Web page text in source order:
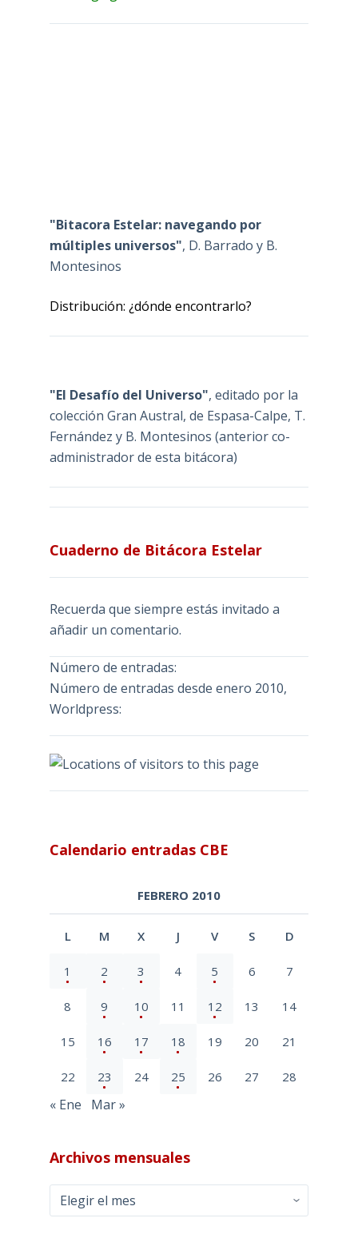
"Bitacora Estelar: navegando por
múltiples universos", D. Barrado y B.
Montesinos
Distribución: ¿dónde encontrarlo?
"El Desafío del Universo", editado por la
colección Gran Austral, de Espasa-Calpe, T.
Fernández y B. Montesinos (anterior co-
administrador de esta bitácora)
Cuaderno de Bitácora Estelar
Recuerda que siempre estás invitado a
añadir un comentario.
Número de entradas:
Número de entradas desde enero 2010,
Worldpress:
Calendario entradas CBE
FEBRERO 2010
L M X J V S D
1 2 3 4 5 6 7
8 9 10 11 12 13 14
15 16 17 18 19 20 21
22 23 24 25 26 27 28
« Ene Mar »
Archivos mensuales
Archivos
mensuales